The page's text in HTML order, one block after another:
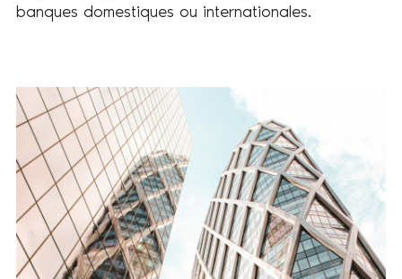
banques domestiques ou internationales.